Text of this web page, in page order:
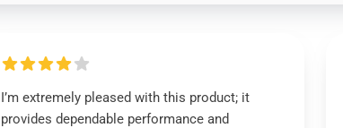
I’m extremely pleased with this product; it
provides dependable performance and